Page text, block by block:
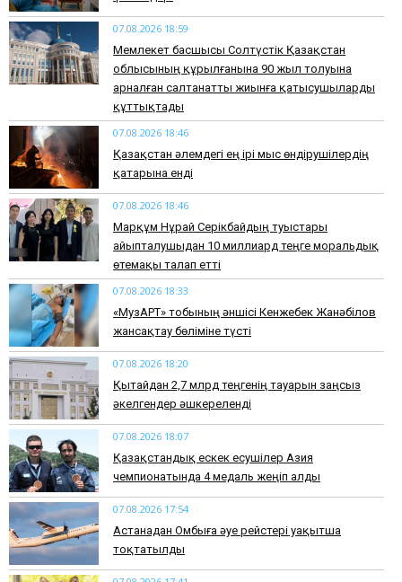
07.08.2026 18:59
Мемлекет басшысы Солтүстік Қазақстан
облысының құрылғанына 90 жыл толуына
арналған салтанатты жиынға қатысушыларды
құттықтады
07.08.2026 18:46
Қазақстан әлемдегі ең ірі мыс өндірушілердің
қатарына енді
07.08.2026 18:46
Марқұм Нұрай Серікбайдың туыстары
айыпталушыдан 10 миллиард теңге моральдық
өтемақы талап етті
07.08.2026 18:33
«МузАРТ» тобының әншісі Кенжебек Жанәбілов
жансақтау бөліміне түсті
07.08.2026 18:20
Қытайдан 2,7 млрд теңгенің тауарын заңсыз
әкелгендер әшкереленді
07.08.2026 18:07
Қазақстандық ескек есушілер Азия
чемпионатында 4 медаль жеңіп алды
07.08.2026 17:54
Астанадан Омбыға әуе рейстері уақытша
тоқтатылды